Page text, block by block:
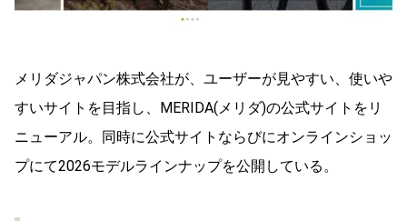
メリダジャパン株式会社が、ユーザーが見やすい、使いや
すいサイトを目指し、MERIDA(メリダ)の公式サイトをリ
ニューアル。同時に公式サイトならびにオンラインショッ
プにて2026モデルラインナップを公開している。